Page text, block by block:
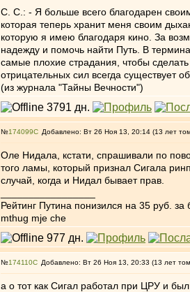
С. С.: - Я больше всего благодарен
которая теперь хранит меня своим
которую я имею благодаря кино. За
надежду и помочь найти Путь. В
самые плохие страдания, чтобы
отрицательных сил всегда существует
(из журнала "Тайны Вечности")
№174099 Добавлено: Вт 26 Ноя 13, 20:14 (13 лет
Оле Нидала, кстати, спрашивали по
того ламы, который признал Сигала
случай, когда и Нидал бывает прав.
Рейтинг Путина понизился на 35 руб. за
mthug mje che
№174110 Добавлено: Вт 26 Ноя 13, 20:33 (13 лет
а о тот как Сигал работал при ЦРУ и